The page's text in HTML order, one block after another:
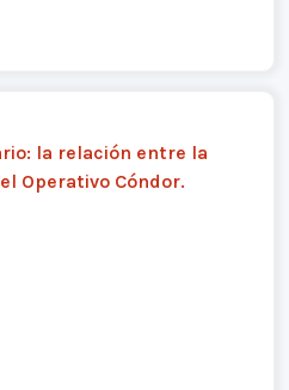
la relación entre la
Operativo Cóndor.